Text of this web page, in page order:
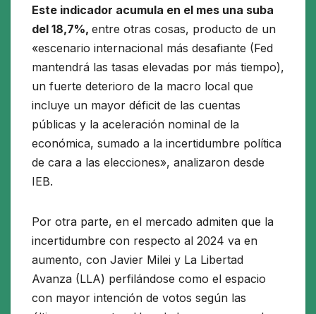
Este indicador acumula en el mes una suba
del 18,7%, entre otras cosas, producto de un
«escenario internacional más desafiante (Fed
mantendrá las tasas elevadas por más tiempo),
un fuerte deterioro de la macro local que
incluye un mayor déficit de las cuentas
públicas y la aceleración nominal de la
económica, sumado a la incertidumbre política
de cara a las elecciones», analizaron desde
IEB.
Por otra parte, en el mercado admiten que la
incertidumbre con respecto al 2024 va en
aumento, con Javier Milei y La Libertad
Avanza (LLA) perfilándose como el espacio
con mayor intención de votos según las